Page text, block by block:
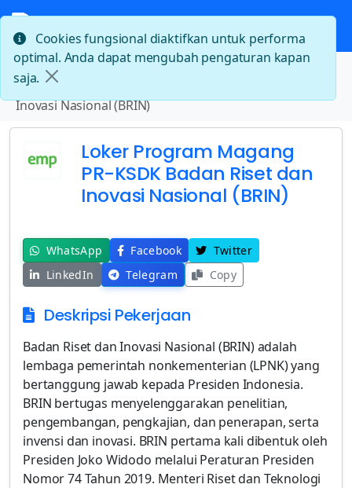
Beranda
Loker Program Magang PR-KSDK Badan Riset dan
Inovasi Nasional (BRIN)
Loker Program Magang
PR-KSDK Badan Riset dan
Inovasi Nasional (BRIN)
WhatsApp Facebook
Twitter
LinkedIn
Telegram Copy
Deskripsi Pekerjaan
Badan Riset dan Inovasi Nasional (BRIN) adalah
lembaga pemerintah nonkementerian (LPNK) yang
bertanggung jawab kepada Presiden Indonesia.
BRIN bertugas menyelenggarakan penelitian,
pengembangan, pengkajian, dan penerapan, serta
invensi dan inovasi. BRIN pertama kali dibentuk oleh
Presiden Joko Widodo melalui Peraturan Presiden
Nomor 74 Tahun 2019. Menteri Riset dan Teknologi
Cookies fungsional diaktifkan untuk performa
optimal. Anda dapat mengubah pengaturan kapan
saja.